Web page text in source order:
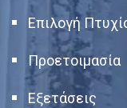
Επιλογή
Προετοιμασία
Εξετάσεις